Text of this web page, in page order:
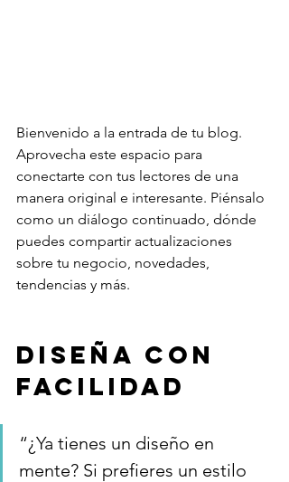
Bienvenido a la entrada de tu blog.
Aprovecha este espacio para
conectarte con tus lectores de una
manera original e interesante. Piénsalo
como un diálogo continuado, dónde
puedes compartir actualizaciones
sobre tu negocio, novedades,
tendencias y más.
Diseña con
facilidad
“¿Ya tienes un diseño en
mente? Si prefieres un estilo